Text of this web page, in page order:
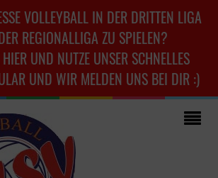
VOLLEYBALL IN DER DRITTEN LIGA
REGIONALLIGA ZU SPIELEN?
UND NUTZE UNSER SCHNELLES
UND WIR MELDEN UNS BEI DIR :)